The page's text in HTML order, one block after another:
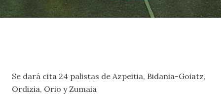
Se dará cita 24 palistas de Azpeitia, Bidania-Goiatz,
Ordizia, Orio y Zumaia